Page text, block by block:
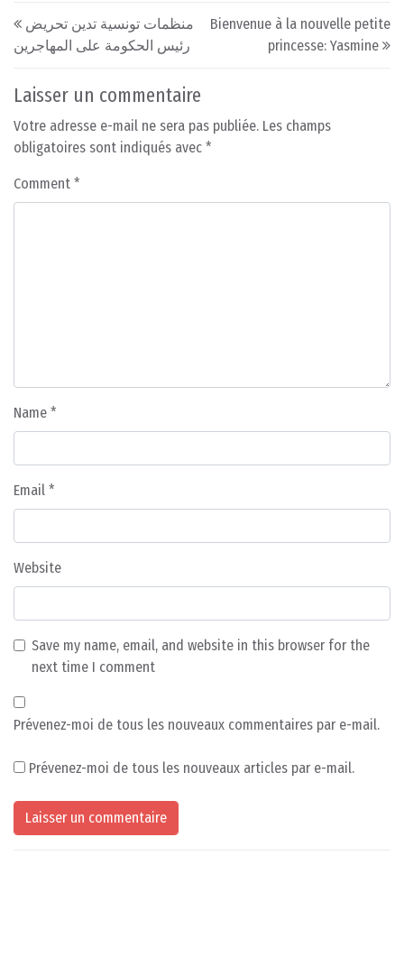
Post navigation
منظمات تونسية تدين تحريض
رئيس الحكومة على المهاجرين
Bienvenue à la nouvelle petite
princesse: Yasmine
Laisser un commentaire
Votre adresse e-mail ne sera pas publiée. Les champs
obligatoires sont indiqués avec *
Comment *
Name *
Email *
Website
Save my name, email, and website in this browser for the
next time I comment
Prévenez-moi de tous les nouveaux commentaires par e-mail.
Prévenez-moi de tous les nouveaux articles par e-mail.